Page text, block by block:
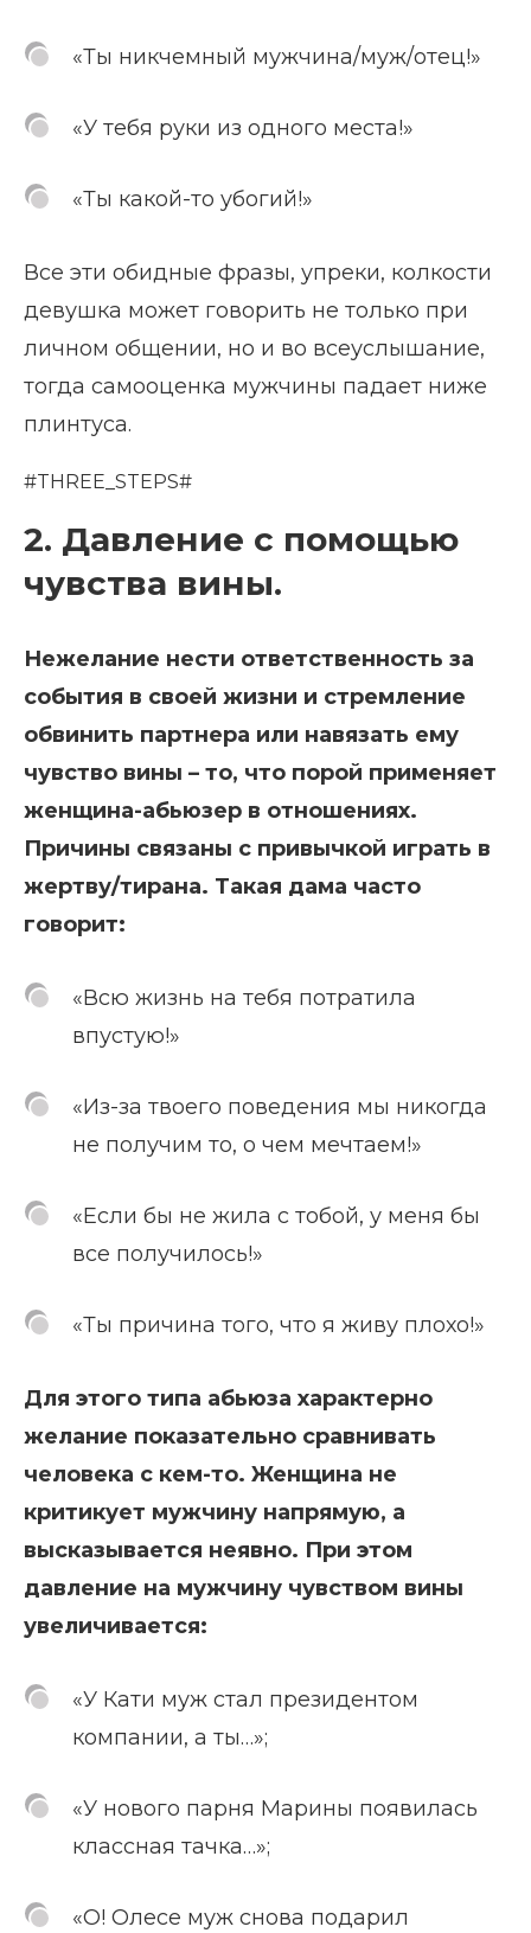
«Ты никчемный мужчина/муж/отец!»
«У тебя руки из одного места!»
«Ты какой-то убогий!»
Все эти обидные фразы, упреки, колкости
девушка может говорить не только при
личном общении, но и во всеуслышание,
тогда самооценка мужчины падает ниже
плинтуса.
#THREE_STEPS#
2. Давление с помощью
чувства вины.
Нежелание нести ответственность за
события в своей жизни и стремление
обвинить партнера или навязать ему
чувство вины – то, что порой применяет
женщина-абьюзер в отношениях.
Причины связаны с привычкой играть в
жертву/тирана. Такая дама часто
говорит:
«Всю жизнь на тебя потратила
впустую!»
«Из-за твоего поведения мы никогда
не получим то, о чем мечтаем!»
«Если бы не жила с тобой, у меня бы
все получилось!»
«Ты причина того, что я живу плохо!»
Для этого типа абьюза характерно
желание показательно сравнивать
человека с кем-то. Женщина не
критикует мужчину напрямую, а
высказывается неявно. При этом
давление на мужчину чувством вины
увеличивается:
«У Кати муж стал президентом
компании, а ты…»;
«У нового парня Марины появилась
классная тачка…»;
«О! Олесе муж снова подарил